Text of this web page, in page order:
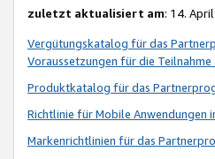
zuletzt aktualisiert am: 14.
Vergütungskatalog für das
Voraussetzungen für die
Produktkatalog für das
Richtlinie für Mobile Anwendungen
Markenrichtlinien für das